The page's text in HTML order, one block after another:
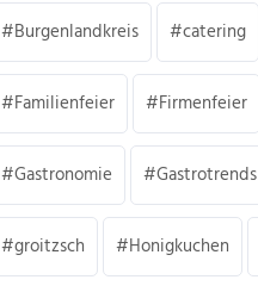
Burgenlandkreis catering
Familienfeier Firmenfeier
Gastronomie Gastrotrends
groitzsch Honigkuchen